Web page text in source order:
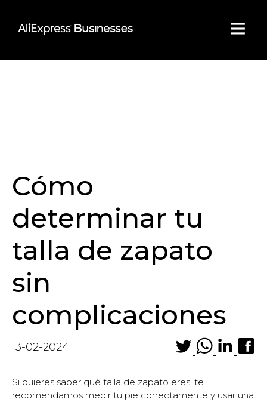
content
Cómo
determinar tu
talla de zapato
sin
complicaciones
13-02-2024
Si quieres saber qué talla de zapato eres, te
recomendamos medir tu pie correctamente y usar una